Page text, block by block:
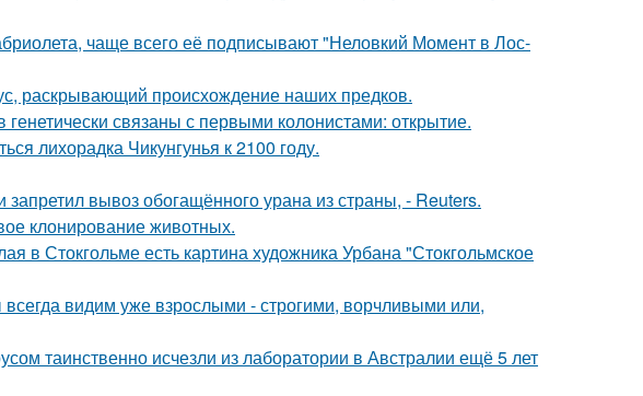
чаще всего её подписывают "Неловкий Момент в Лос-
раскрывающий происхождение наших предков.
связаны с первыми колонистами: открытие.
лихорадка Чикунгунья к 2100 году.
вывоз обогащённого урана из страны, - Reuters.
клонирование животных.
в Стокгольме есть картина художника Урбана "Стокгольмское
видим уже взрослыми - строгими, ворчливыми или,
таинственно исчезли из лаборатории в Австралии ещё 5 лет